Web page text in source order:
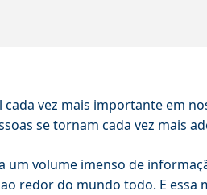
cada vez mais importante em
se tornam cada vez mais
um volume imenso de
redor do mundo todo. E essa